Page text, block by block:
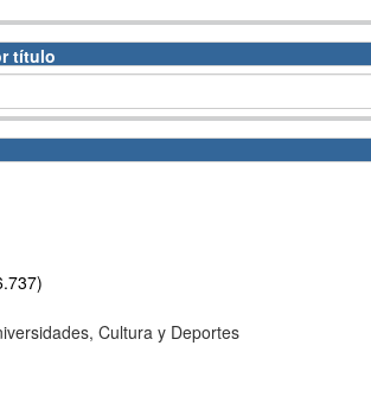
título
Cultura y Deportes